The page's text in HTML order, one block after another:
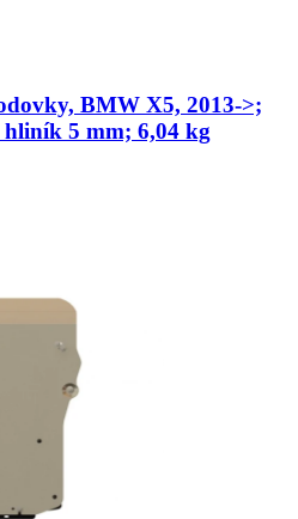
BMW X5, 2013->;
5 mm; 6,04 kg